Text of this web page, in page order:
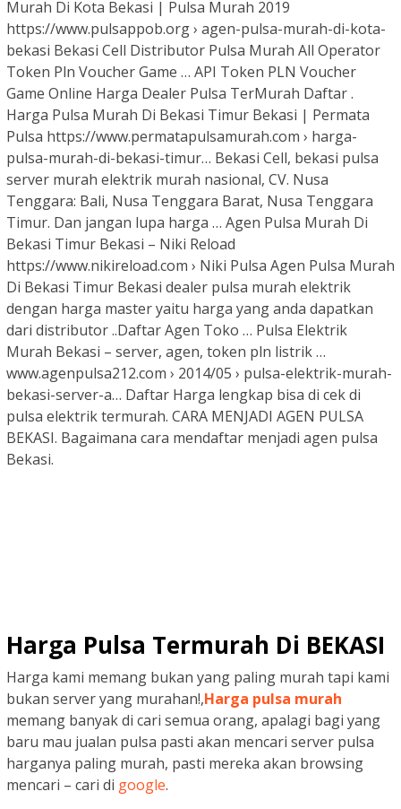
Murah Di Kota Bekasi | Pulsa Murah 2019
https://www.pulsappob.org › agen-pulsa-murah-di-kota-
bekasi Bekasi Cell Distributor Pulsa Murah All Operator
Token Pln Voucher Game … API Token PLN Voucher
Game Online Harga Dealer Pulsa TerMurah Daftar .
Harga Pulsa Murah Di Bekasi Timur Bekasi | Permata
Pulsa https://www.permatapulsamurah.com › harga-
pulsa-murah-di-bekasi-timur… Bekasi Cell, bekasi pulsa
server murah elektrik murah nasional, CV. Nusa
Tenggara: Bali, Nusa Tenggara Barat, Nusa Tenggara
Timur. Dan jangan lupa harga … Agen Pulsa Murah Di
Bekasi Timur Bekasi – Niki Reload
https://www.nikireload.com › Niki Pulsa Agen Pulsa Murah
Di Bekasi Timur Bekasi dealer pulsa murah elektrik
dengan harga master yaitu harga yang anda dapatkan
dari distributor ..Daftar Agen Toko … Pulsa Elektrik
Murah Bekasi – server, agen, token pln listrik …
www.agenpulsa212.com › 2014/05 › pulsa-elektrik-murah-
bekasi-server-a… Daftar Harga lengkap bisa di cek di
pulsa elektrik termurah. CARA MENJADI AGEN PULSA
BEKASI. Bagaimana cara mendaftar menjadi agen pulsa
Bekasi.
Harga Pulsa Termurah Di BEKASI
Harga kami memang bukan yang paling murah tapi kami
bukan server yang murahan!,Harga pulsa murah
memang banyak di cari semua orang, apalagi bagi yang
baru mau jualan pulsa pasti akan mencari server pulsa
harganya paling murah, pasti mereka akan browsing
mencari – cari di google.